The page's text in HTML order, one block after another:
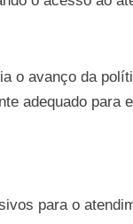
o avanço da
adequado para
para o